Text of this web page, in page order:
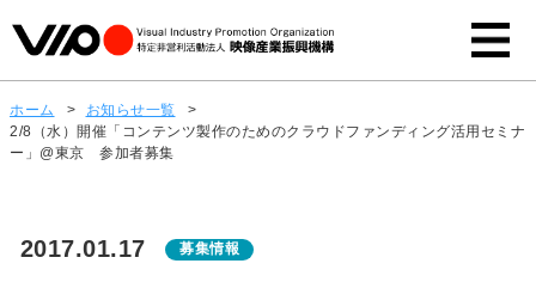
ホーム > お知らせ一覧
>
2/8（水）開催「コンテンツ製作のためのクラウドファンディング活用セミナ
ー」@東京 参加者募集
2017.01.17 募集情報